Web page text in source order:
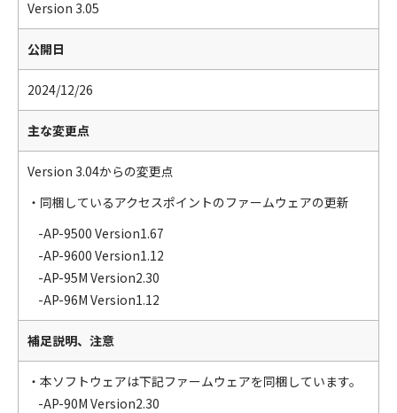
Version 3.05
公開日
2024/12/26
主な変更点
Version 3.04からの変更点
・同梱しているアクセスポイントのファームウェアの更新
-AP-9500 Version1.67
-AP-9600 Version1.12
-AP-95M Version2.30
-AP-96M Version1.12
補足説明、注意
・本ソフトウェアは下記ファームウェアを同梱しています。
-AP-90M Version2.30